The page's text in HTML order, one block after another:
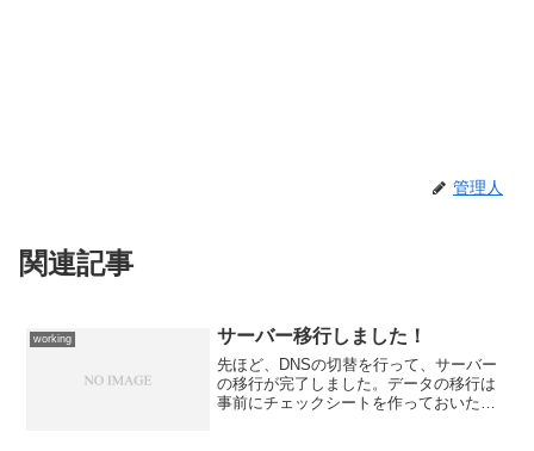
管理人
関連記事
working サーバー移行しました！
先ほど、DNSの切替を行って、サーバー
の移行が完了しました。データの移行は
事前にチェックシートを作っておいたこ